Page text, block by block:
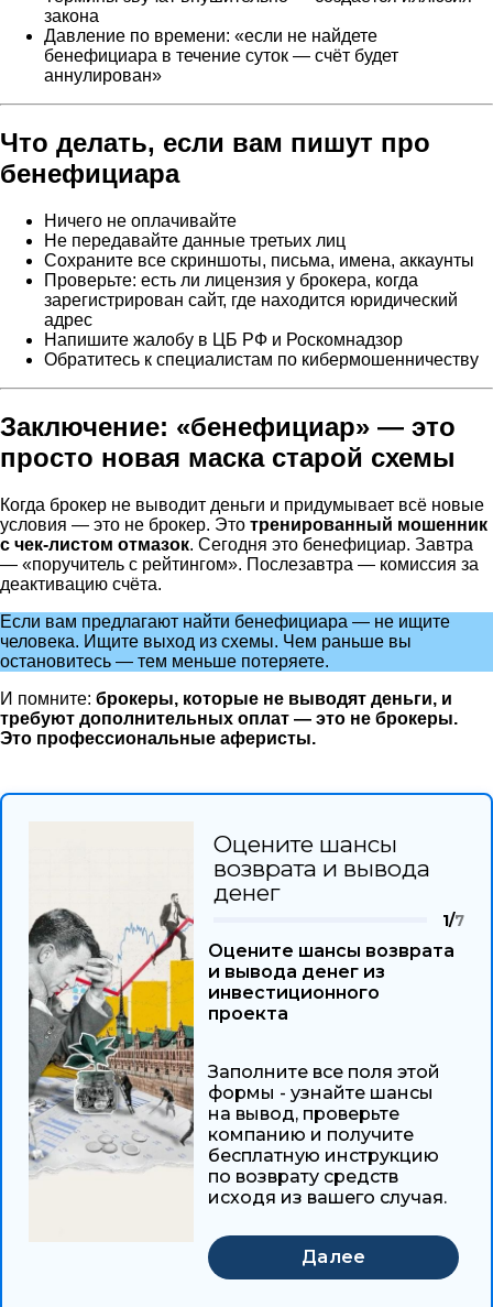
закона
Давление по времени: «если не найдете
бенефициара в течение суток — счёт будет
аннулирован»
Что делать, если вам пишут про
бенефициара
Ничего не оплачивайте
Не передавайте данные третьих лиц
Сохраните все скриншоты, письма, имена, аккаунты
Проверьте: есть ли лицензия у брокера, когда
зарегистрирован сайт, где находится юридический
адрес
Напишите жалобу в ЦБ РФ и Роскомнадзор
Обратитесь к специалистам по кибермошенничеству
Заключение: «бенефициар» — это
просто новая маска старой схемы
Когда брокер не выводит деньги и придумывает всё новые
условия — это не брокер. Это тренированный мошенник
с чек-листом отмазок. Сегодня это бенефициар. Завтра
— «поручитель с рейтингом». Послезавтра — комиссия за
деактивацию счёта.
Если вам предлагают найти бенефициара — не ищите
человека. Ищите выход из схемы. Чем раньше вы
остановитесь — тем меньше потеряете.
И помните: брокеры, которые не выводят деньги, и
требуют дополнительных оплат — это не брокеры.
Это профессиональные аферисты.
Оцените шансы
возврата и вывода
денег
1/7
Оцените шансы возврата
и вывода денег из
инвестиционного
проекта
Заполните все поля этой
формы - узнайте шансы
на вывод, проверьте
компанию и получите
бесплатную инструкцию
по возврату средств
исходя из вашего случая.